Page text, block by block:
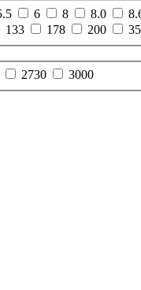
6 8 8.0
133 178 200
2730 3000